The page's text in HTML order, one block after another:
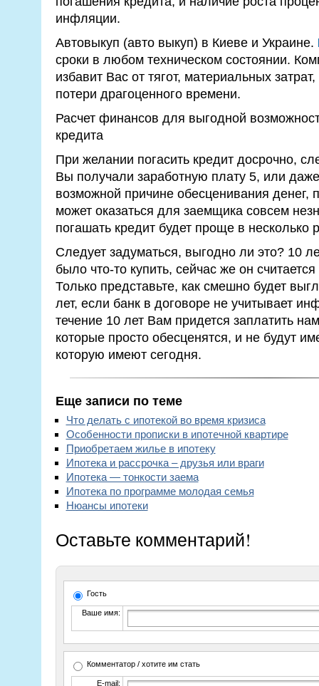
инфляции.
Автовыкуп (авто выкуп) в Киеве и Украине.
сроки в любом техническом состоянии.
избавит Вас от тягот, материальных
потери драгоценного времени.
Расчет финансов для выгодной
кредита
При желании погасить кредит досрочно,
Вы получали заработную плату 5, или
возможной причине обесценивания денег,
может оказаться для заемщика совсем
погашать кредит будет проще в несколько
Следует задуматься, выгодно ли это? 10
было что-то купить, сейчас же он
Только представьте, как смешно будет
лет, если банк в договоре не учитывает
течение 10 лет Вам придется заплатить
которые просто обесценятся, и не будут
которую имеют сегодня.
Еще записи по теме
Что делать с ипотекой во время кризиса
Особенности прописки в ипотечной квартире
Приобретаем жилье в ипотеку
Ипотека и рассрочка – друзья или враги
Ипотека — тонкости заема
Ипотека по программе молодая семья
Нюансы ипотеки
Оставьте комментарий!
Гость
Ваше имя:
Комментатор / хотите им стать
E-mail: